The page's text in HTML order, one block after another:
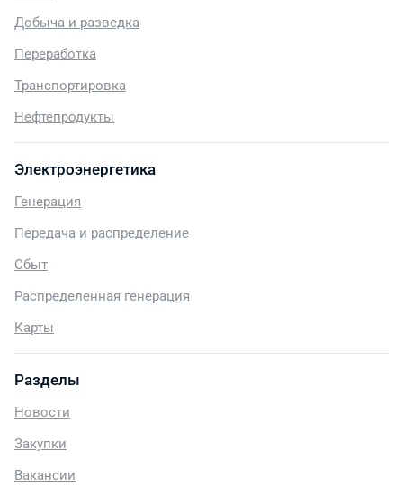
Добыча и разведка
Переработка
Транспортировка
Нефтепродукты
Электроэнергетика
Генерация
Передача и распределение
Сбыт
Распределенная генерация
Карты
Разделы
Новости
Закупки
Вакансии